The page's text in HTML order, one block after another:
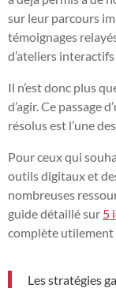
sur leur parcours
témoignages
d’ateliers
Il n’est donc plus
d’agir. Ce passage
résolus est l’une
Pour ceux qui
outils digitaux et
nombreuses
guide détaillé sur 5
complète utilement
Les stratégies